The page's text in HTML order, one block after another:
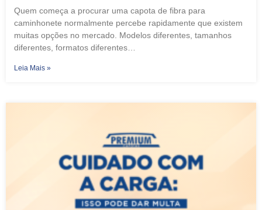
Quem começa a procurar uma capota de fibra para
caminhonete normalmente percebe rapidamente que existem
muitas opções no mercado. Modelos diferentes, tamanhos
diferentes, formatos diferentes…
Leia Mais »